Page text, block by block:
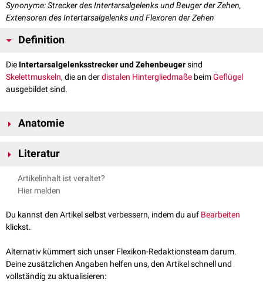
Synonyme: Strecker des Intertarsalgelenks und Beuger der Zehen,
Extensoren des Intertarsalgelenks und Flexoren der Zehen
Definition
Die Intertarsalgelenksstrecker und Zehenbeugersind
Skelettmuskeln, die an derdistalen Hintergliedmaße beimGeflügel
ausgebildet sind.
Anatomie
Muskeln, die für die Streckung (
Muskel
Musculi flexores perforantes et
perforati
Nervus suralis lateralisaus
Nervus tibialis
Musculi flexores perforati(II,III,
IV)
Literatur
Nickel, Richard, August Schummer, Eugen Seiferle. Band V: Geflügel.
Parey, 2004.
Anatomica Avium. Second Edition. Cambridge, Massachusetts.
Published by the Club, 1993.
Artikelinhalt ist veraltet?
Hier melden
Du kannst den Artikel selbst verbessern, indem du auf Bearbeiten
klickst.
Alternativ kümmert sich unser Flexikon-Redaktionsteam darum.
Deine zusätzlichen Angaben helfen uns, den Artikel schnell und
vollständig zu aktualisieren: